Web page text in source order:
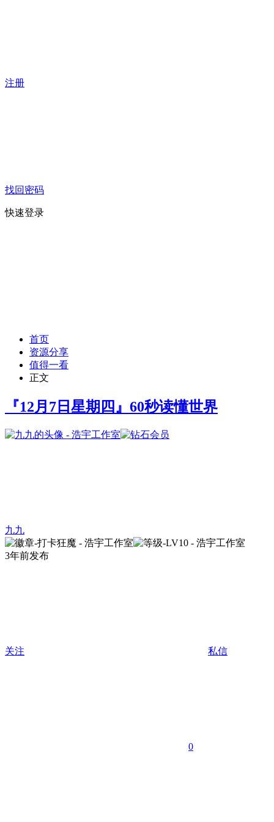
注册
找回密码
快速登录
首页
资源分享
值得一看
正文
『12月7日星期四』60秒读懂世界
九九
3年前发布
关注 私信
0